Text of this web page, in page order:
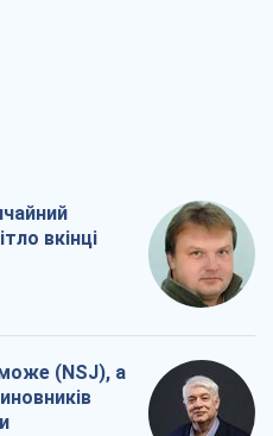
вкінці
(NSJ), а